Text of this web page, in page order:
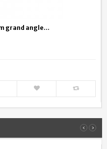
grand angle...
‹ ›